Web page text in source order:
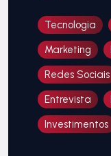
Tecnologia
Marketing
Redes Sociais
Entrevista
Investimentos